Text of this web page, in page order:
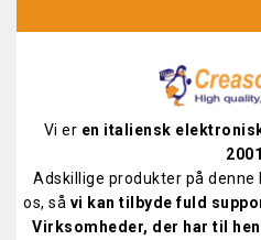
Vi er en italiensk
2001
Adskillige produkter på
os, så vi kan tilbyde fuld
Virksomheder, der har til